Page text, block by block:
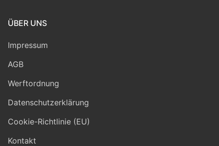
ÜBER UNS
Impressum
AGB
Werftordnung
Datenschutzerklärung
Cookie-Richtlinie (EU)
Kontakt